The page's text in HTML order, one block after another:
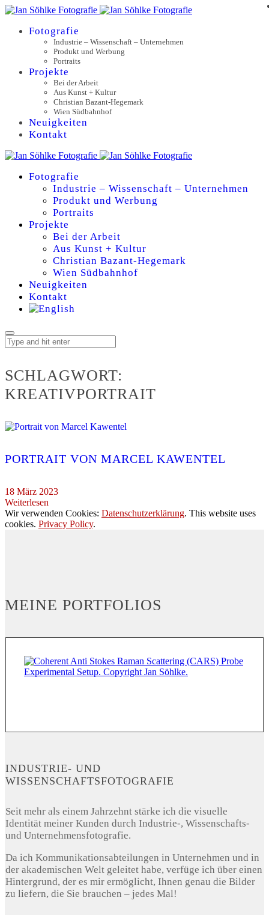
Fotografie
Industrie – Wissenschaft – Unternehmen
Produkt und Werbung
Portraits
Projekte
Bei der Arbeit
Aus Kunst + Kultur
Christian Bazant-Hegemark
Wien Südbahnhof
Neuigkeiten
Kontakt
Fotografie
Industrie – Wissenschaft – Unternehmen
Produkt und Werbung
Portraits
Projekte
Bei der Arbeit
Aus Kunst + Kultur
Christian Bazant-Hegemark
Wien Südbahnhof
Neuigkeiten
Kontakt
SCHLAGWORT:
KREATIVPORTRAIT
PORTRAIT VON MARCEL KAWENTEL
18 März 2023
Weiterlesen
Wir verwenden Cookies: Datenschutzerklärung. This website uses
cookies. Privacy Policy.
MEINE PORTFOLIOS
INDUSTRIE- UND
WISSENSCHAFTSFOTOGRAFIE
Seit mehr als einem Jahrzehnt stärke ich die visuelle
Identität meiner Kunden durch Industrie-, Wissenschafts-
und Unternehmensfotografie.
Da ich Kommunikationsabteilungen in Unternehmen und in
der akademischen Welt geleitet habe, verfüge ich über einen
Hintergrund, der es mir ermöglicht, Ihnen genau die Bilder
zu liefern, die Sie brauchen – jedes Mal!